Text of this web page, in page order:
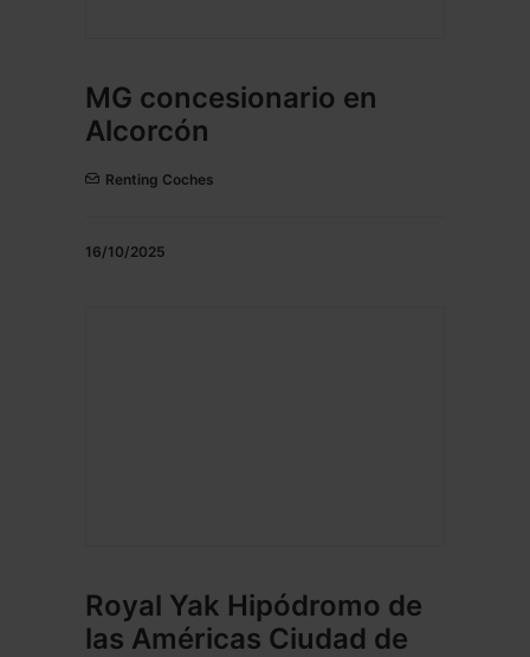
MG concesionario en
Alcorcón
Renting Coches
16/10/2025
Royal Yak Hipódromo de
las Américas Ciudad de